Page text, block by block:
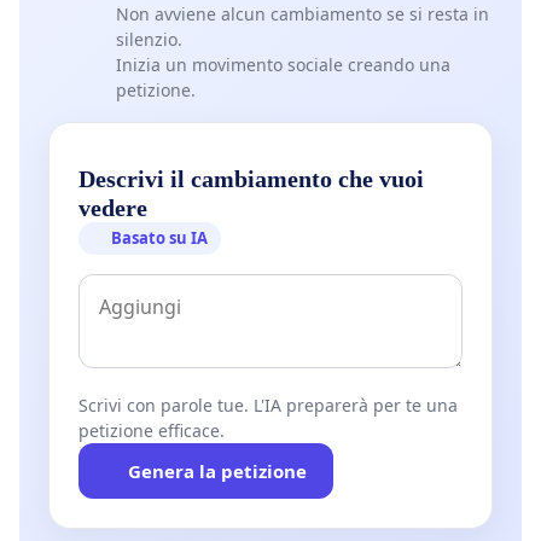
Non avviene alcun cambiamento se si resta in
silenzio.
Inizia un movimento sociale creando una
petizione.
Descrivi il cambiamento che vuoi
vedere
Basato su IA
Scrivi con parole tue. L'IA preparerà per te una
petizione efficace.
Genera la petizione